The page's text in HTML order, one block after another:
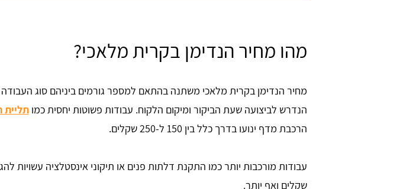
מהו מחיר הנדימן בקרית מלאכי?
מחיר הנדימן בקרית מלאכי משתנה בהתאם למספר גורמים ביניהם סוג
הנדרש לביצועה שעת הביקור ומיקום הלקוח. עבודות פשוטות יחסית כמותליית
הרכבת מדף ינועו בדרך כלל בין 150 ל-250 שקלים.
עבודות מורכבות יותר כמו התקנת דלתות פנים או תיקוני אינסטלציה עשויות
שקלים ואף יותר.